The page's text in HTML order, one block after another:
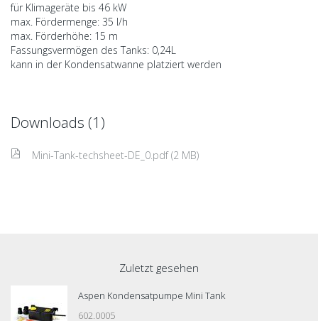
für Klimageräte bis 46 kW
max. Fördermenge: 35 l/h
max. Förderhöhe: 15 m
Fassungsvermögen des Tanks: 0,24L
kann in der Kondensatwanne platziert werden
Downloads (1)
Mini-Tank-techsheet-DE_0.pdf (2 MB)
Zuletzt gesehen
Aspen Kondensatpumpe Mini Tank
602.0005